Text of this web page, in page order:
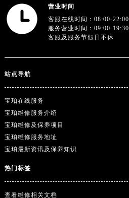
营业时间
客服在线时间：08:00-22:00
服务营业时间：09:00-19:30
客服及服务节假日不休
站点导航
宝珀在线服务
宝珀维修服务介绍
宝珀维修及保养项目
宝珀维修服务地址
宝珀最新资讯及保养知识
热门标签
查看维修相关文档